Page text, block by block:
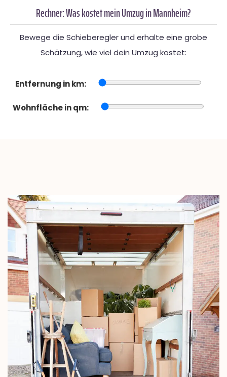
Rechner: Was kostet mein Umzug in Mannheim?
Bewege die Schieberegler und erhalte eine grobe
Schätzung, wie viel dein Umzug kostet:
Entfernung in km:
Wohnfläche in qm: